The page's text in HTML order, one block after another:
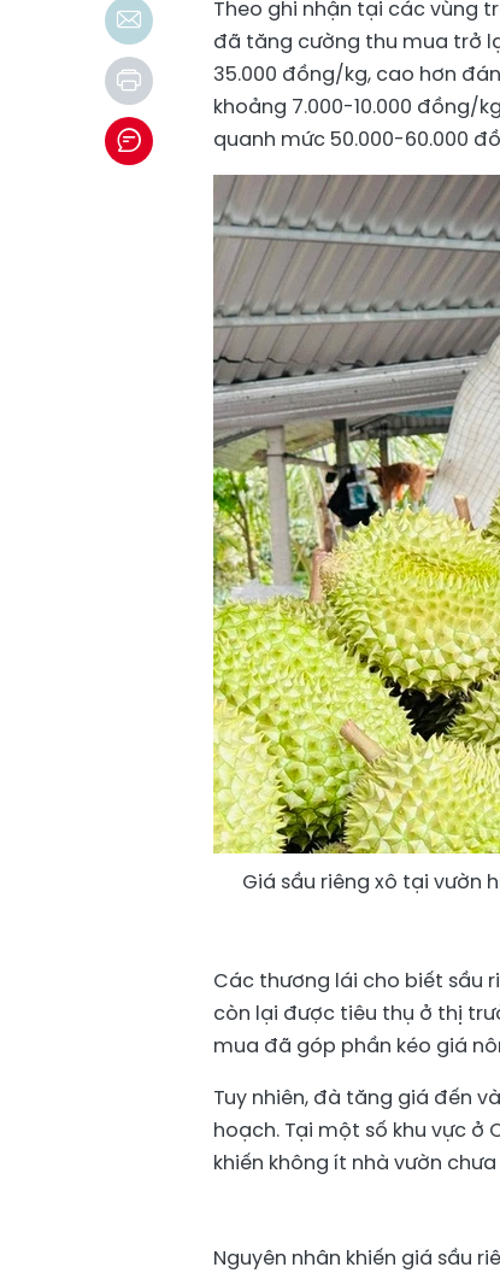
Theo ghi nhận tại các vùng
đã tăng cường thu mua trở
35.000 đồng/kg, cao hơn
khoảng 7.000-10.000 đồng/
quanh mức 50.000-60.000
Giá sầu riêng xô tại vườn
Các thương lái cho biết sầu
còn lại được tiêu thụ ở thị
mua đã góp phần kéo giá
Tuy nhiên, đà tăng giá đến
hoạch. Tại một số khu vực ở
khiến không ít nhà vườn
Nguyên nhân khiến giá sầu